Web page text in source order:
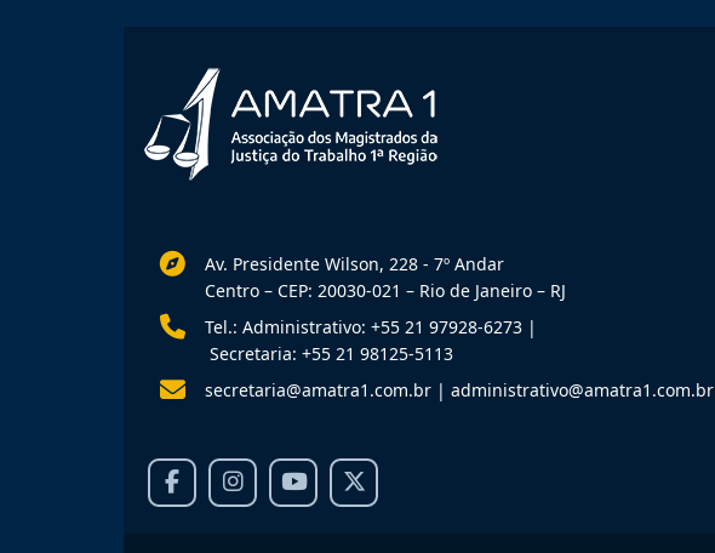
Av. Presidente Wilson, 228 - 7º Andar
Centro – CEP: 20030-021 – Rio de Janeiro – RJ
Tel.: Administrativo: +55 21 97928-6273 |
Secretaria: +55 21 98125-5113
secretaria@amatra1.com.br | administrativo@amatra1.com.br